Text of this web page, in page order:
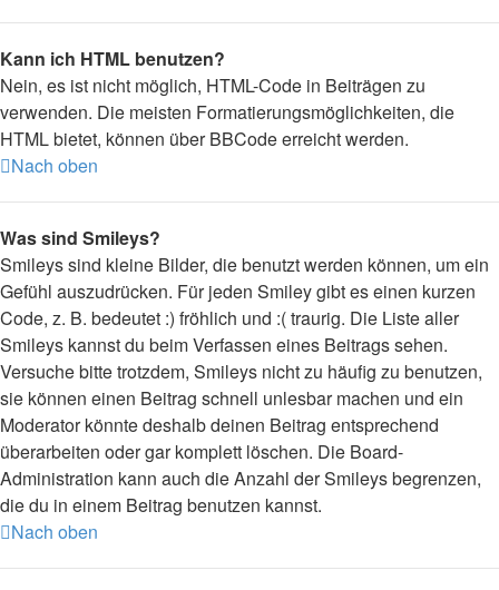
Kann ich HTML benutzen?
Nein, es ist nicht möglich, HTML-Code in Beiträgen zu
verwenden. Die meisten Formatierungsmöglichkeiten, die
HTML bietet, können über BBCode erreicht werden.
Nach oben
Was sind Smileys?
Smileys sind kleine Bilder, die benutzt werden können, um ein
Gefühl auszudrücken. Für jeden Smiley gibt es einen kurzen
Code, z. B. bedeutet :) fröhlich und :( traurig. Die Liste aller
Smileys kannst du beim Verfassen eines Beitrags sehen.
Versuche bitte trotzdem, Smileys nicht zu häufig zu benutzen,
sie können einen Beitrag schnell unlesbar machen und ein
Moderator könnte deshalb deinen Beitrag entsprechend
überarbeiten oder gar komplett löschen. Die Board-
Administration kann auch die Anzahl der Smileys begrenzen,
die du in einem Beitrag benutzen kannst.
Nach oben